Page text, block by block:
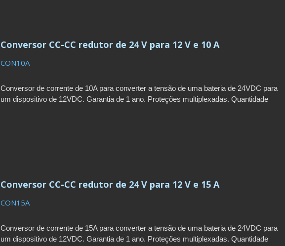
Conversor CC-CC redutor de 24 V para 12 V e 10 A
CON10A
Conversor de corrente de 10A para converter a tensão de uma bateria de 24VDC para
um dispositivo de 12VDC. Garantia de 1 ano. Proteções multiplexadas. Quantidade
Conversor CC-CC redutor de 24 V para 12 V e 15 A
CON15A
Conversor de corrente de 15A para converter a tensão de uma bateria de 24VDC para
um dispositivo de 12VDC. Garantia de 1 ano. Proteções multiplexadas. Quantidade